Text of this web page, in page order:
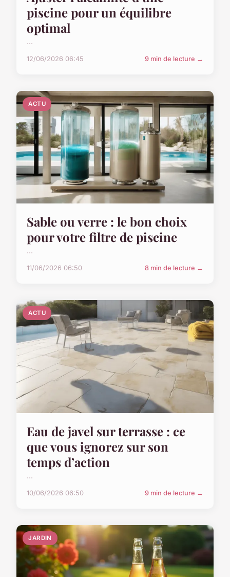
piscine pour un équilibre
optimal
...
12/06/2026 06:45 9 min de lecture →
ACTU
Sable ou verre : le bon choix
pour votre filtre de piscine
...
11/06/2026 06:50 8 min de lecture →
ACTU
Eau de javel sur terrasse : ce
que vous ignorez sur son
temps d’action
...
10/06/2026 06:50 9 min de lecture →
JARDIN